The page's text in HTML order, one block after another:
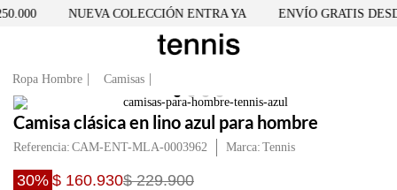
NUEVA COLECCIÓN ENTRA YA ENVÍO GRATIS
Ropa Hombre Camisas
Camisa clásica en lino azul para hombre
Referencia: CAM-ENT-MLA-0003962 Tennis
30% $ 160.930$ 229.900